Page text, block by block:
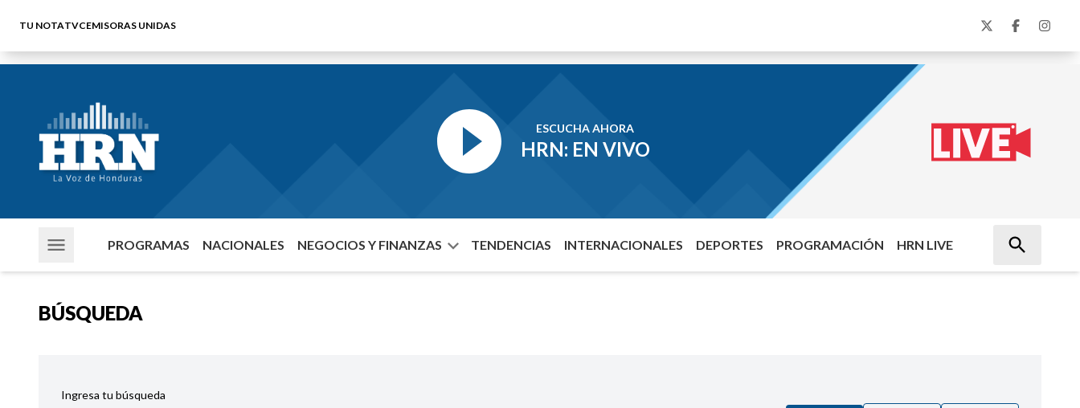
TU NOTATVCEMISORAS UNIDAS
ESCUCHA AHORA
HRN: EN VIVO
PROGRAMAS NACIONALES NEGOCIOS Y FINANZAS TENDENCIAS INTERNACIONALES DEPORTES PROGRAMACIÓN HRN LIVE
BÚSQUEDA
Ingresa tu búsqueda